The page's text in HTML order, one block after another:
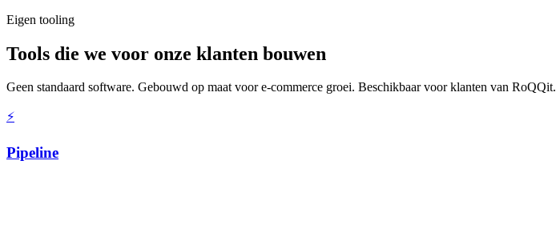
Eigen tooling
Tools die we voor onze klanten bouwen
Geen standaard software. Gebouwd op maat voor e-commerce groei. Beschikbaar voor klanten van RoQQit.
⚡
Pipeline